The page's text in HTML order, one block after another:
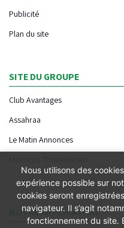
Publicité
Plan du site
SITE DU GROUPE
Club Avantages
Assahraa
Le Matin Annonces
NOTRE APPLICATION
Nous utilisons des
expérience possible sur
cookies seront
navigateur. Il s’agit
fonctionnement du site.